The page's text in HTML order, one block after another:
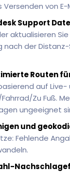
Versenden von E-
Support
aktualisieren
nach der
Routen
auf
Zu Fuß.
ungeeignet
und
Fehlende